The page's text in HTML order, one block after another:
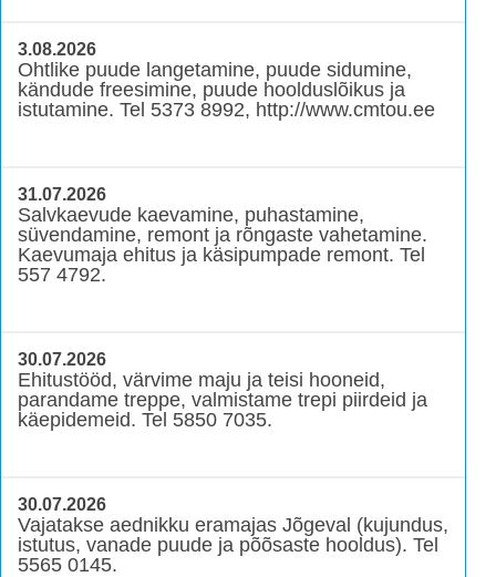
3.08.2026
Ohtlike puude langetamine, puude sidumine,
kändude freesimine, puude hoolduslõikus ja
istutamine. Tel 5373 8992, http://www.cmtou.ee
31.07.2026
Salvkaevude kaevamine, puhastamine,
süvendamine, remont ja rõngaste vahetamine.
Kaevumaja ehitus ja käsipumpade remont. Tel
557 4792.
30.07.2026
Ehitustööd, värvime maju ja teisi hooneid,
parandame treppe, valmistame trepi piirdeid ja
käepidemeid. Tel 5850 7035.
30.07.2026
Vajatakse aednikku eramajas Jõgeval (kujundus,
istutus, vanade puude ja põõsaste hooldus). Tel
5565 0145.